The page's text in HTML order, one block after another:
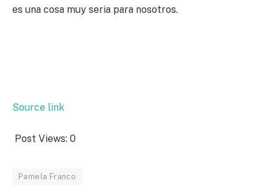
es una cosa muy seria para nosotros.
Source link
Post Views: 0
Pamela Franco